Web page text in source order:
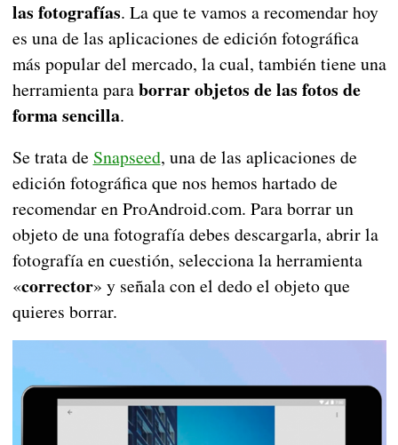
las fotografías. La que te vamos a recomendar hoy
es una de las aplicaciones de edición fotográfica
más popular del mercado, la cual, también tiene una
herramienta paraborrar objetos de las fotos de
forma sencilla.
Se trata de Snapseed, una de las aplicaciones de
edición fotográfica que nos hemos hartado de
recomendar en ProAndroid.com. Para borrar un
objeto de una fotografía debes descargarla, abrir la
fotografía en cuestión, selecciona la herramienta
«corrector» y señala con el dedo el objeto que
quieres borrar.